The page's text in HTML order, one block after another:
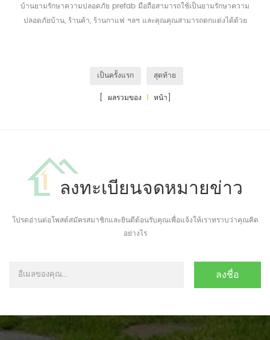
บ้านยามรักษาความปลอดภัย prefab มือถือสามารถใช้เป็นยามรักษาความ
ปลอดภัยบ้าน, ร้านค้า, ร้านกาแฟ ฯลฯ และคุณคุณสามารถตกแต่งได้ด้วย
เป็นครั้งแรก
สุดท้าย
[ ผลรวมของ 1 หน้า]
ลงทะเบียนจดหมายข่าว
โปรดอ่านต่อโพสต์สมัครสมาชิกและยินดีต้อนรับคุณเพื่อแจ้งให้เราทราบว่าคุณคิด
อย่างไร